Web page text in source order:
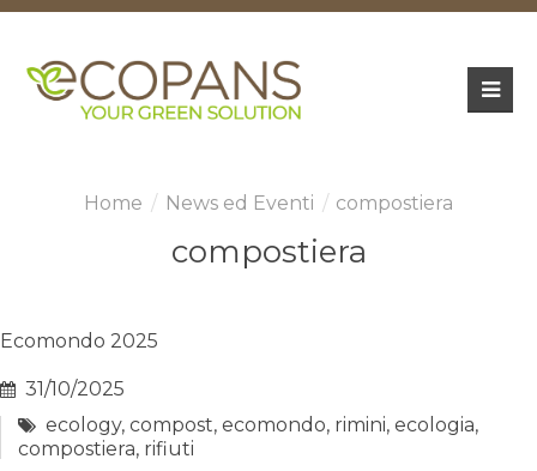
News ed Eventi compostiera
compostiera
Ecomondo 2025
31/10/2025
ecology,compost,ecomondo, rimini,ecologia,
compostiera, rifiuti